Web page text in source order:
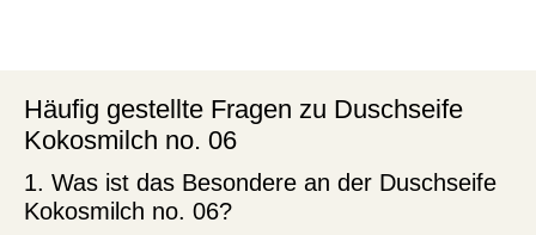
Häufig gestellte Fragen zu Duschseife
Kokosmilch no. 06
1. Was ist das Besondere an der Duschseife
Kokosmilch no. 06?